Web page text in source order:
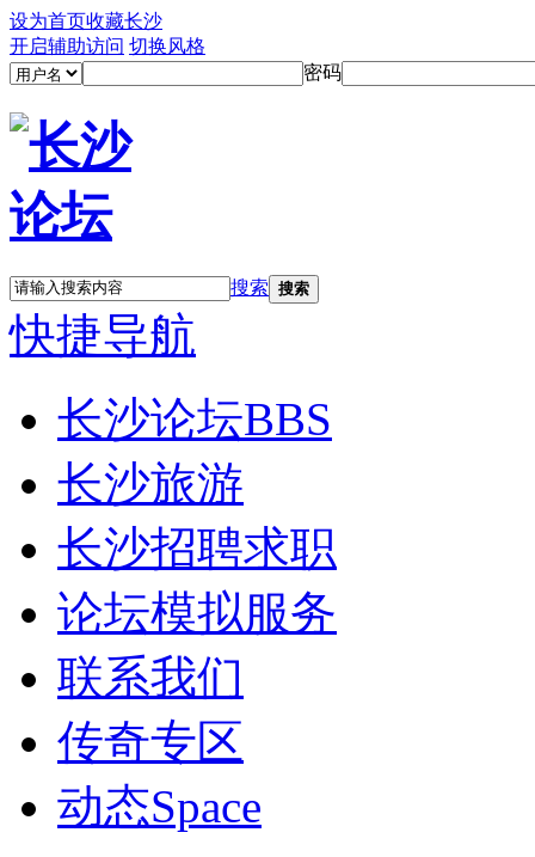
设为首页收藏长沙
开启辅助访问 切换风格
密码
搜索 搜索
快捷导航
长沙论坛BBS
长沙旅游
长沙招聘求职
论坛模拟服务
联系我们
传奇专区
动态Space